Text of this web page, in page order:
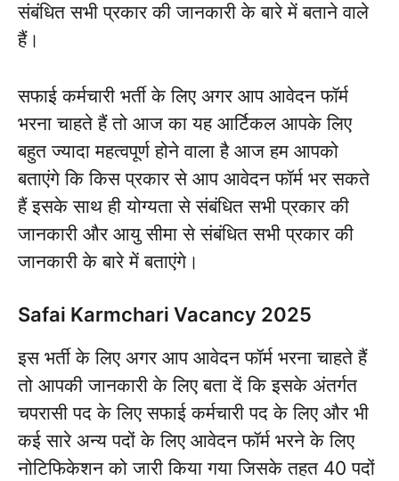
संबंधित सभी प्रकार की जानकारी के बारे में बताने वाले
हैं।
सफाई कर्मचारी भर्ती के लिए अगर आप आवेदन फॉर्म
भरना चाहते हैं तो आज का यह आर्टिकल आपके लिए
बहुत ज्यादा महत्वपूर्ण होने वाला है आज हम आपको
बताएंगे कि किस प्रकार से आप आवेदन फॉर्म भर सकते
हैं इसके साथ ही योग्यता से संबंधित सभी प्रकार की
जानकारी और आयु सीमा से संबंधित सभी प्रकार की
जानकारी के बारे में बताएंगे।
Safai Karmchari Vacancy 2025
इस भर्ती के लिए अगर आप आवेदन फॉर्म भरना चाहते हैं
तो आपकी जानकारी के लिए बता दें कि इसके अंतर्गत
चपरासी पद के लिए सफाई कर्मचारी पद के लिए और भी
कई सारे अन्य पदों के लिए आवेदन फॉर्म भरने के लिए
नोटिफिकेशन को जारी किया गया जिसके तहत 40 पदों